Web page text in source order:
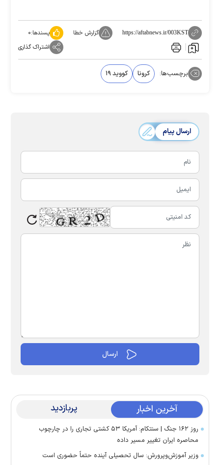
https://aftabnews.ir/003KST گزارش خطا پسندها:۰
اشتراک گذاری
برچسب‌ها: کرونا کووید ۱۹
ارسال پیام
آخرین اخبار پربازدید
روز ۱۶۲ جنگ | سنتکام: آمریکا ۵۳ کشتی تجاری را در چارچوب
محاصره ایران تغییر مسیر داده
وزیر آموزش‌وپرورش: سال تحصیلی آینده حتماً حضوری است